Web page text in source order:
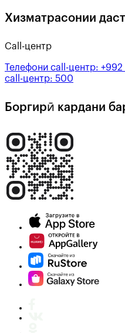
Хизматрасонии
Call-центр
Телефони call-центр:
call-центр: 500
Боргирӣ кардани